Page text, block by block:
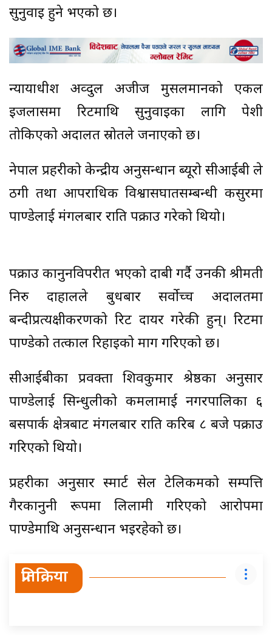
सुनुवाइ हुने भएको छ।
न्यायाधीश अव्दुल अजीज मुसलमानको एकल
इजलासमा रिटमाथि सुनुवाइका लागि पेशी
तोकिएको अदालत स्रोतले जनाएको छ।
नेपाल प्रहरीको केन्द्रीय अनुसन्धान ब्यूरो सीआईबी ले
ठगी तथा आपराधिक विश्वासघातसम्बन्धी कसुरमा
पाण्डेलाई मंगलबार राति पक्राउ गरेको थियो।
पक्राउ कानुनविपरीत भएको दाबी गर्दै उनकी श्रीमती
निरु दाहालले बुधबार सर्वोच्च अदालतमा
बन्दीप्रत्यक्षीकरणको रिट दायर गरेकी हुन्। रिटमा
पाण्डेको तत्काल रिहाइको माग गरिएको छ।
सीआईबीका प्रवक्ता शिवकुमार श्रेष्ठका अनुसार
पाण्डेलाई सिन्धुलीको कमलामाई नगरपालिका ६
बसपार्क क्षेत्रबाट मंगलबार राति करिब ८ बजे पक्राउ
गरिएको थियो।
प्रहरीका अनुसार स्मार्ट सेल टेलिकमको सम्पत्ति
गैरकानुनी रूपमा लिलामी गरिएको आरोपमा
पाण्डेमाथि अनुसन्धान भइरहेको छ।
प्रतिक्रिया